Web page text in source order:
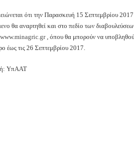
ότι την Παρασκευή 15 Σεπτεμβρίου
θα αναρτηθεί και στο πεδίο των
www.minagric.gr, όπου θα μπορούν να
έως τις 26 Σεπτεμβρίου 2017.
ΥπΑΑΤ